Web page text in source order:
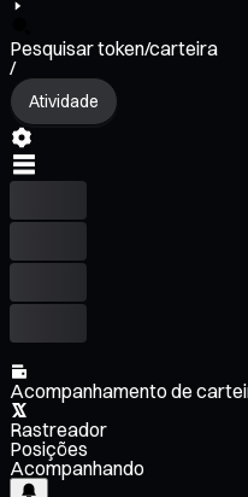
Pesquisar token/carteira
/
Atividade
Acompanhamento de
Rastreador
Posições
Acompanhando